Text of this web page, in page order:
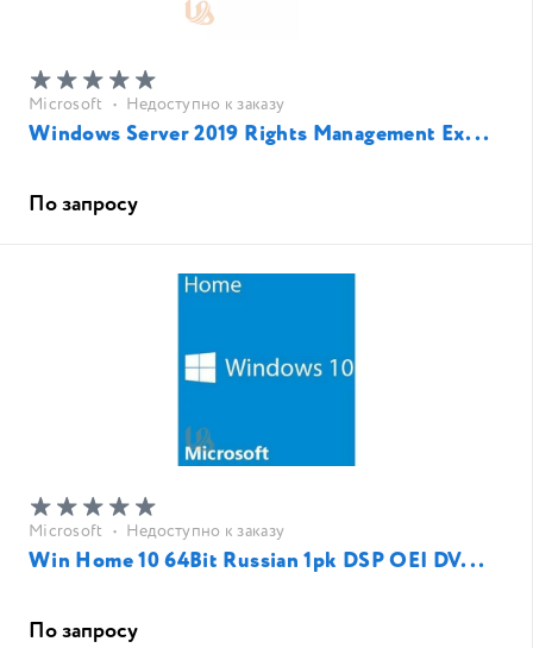
Microsoft • Недоступно к заказу
Windows Server 2019 Rights Management Ex...
По запросу
Microsoft • Недоступно к заказу
Win Home 10 64Bit Russian 1pk DSP OEI DV...
По запросу